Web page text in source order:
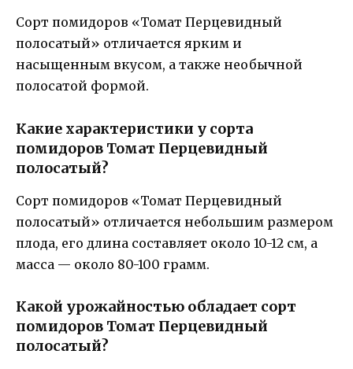
Сорт помидоров «Томат Перцевидный
полосатый» отличается ярким и
насыщенным вкусом, а также необычной
полосатой формой.
Какие характеристики у сорта
помидоров Томат Перцевидный
полосатый?
Сорт помидоров «Томат Перцевидный
полосатый» отличается небольшим размером
плода, его длина составляет около 10-12 см, а
масса — около 80-100 грамм.
Какой урожайностью обладает сорт
помидоров Томат Перцевидный
полосатый?